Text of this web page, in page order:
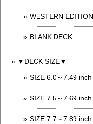
WESTERN EDITION
BLANK DECK
▼DECK SIZE▼
SIZE 6.0～7.49 inch
SIZE 7.5～7.69 inch
SIZE 7.7～7.89 inch